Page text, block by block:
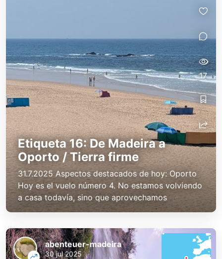
Etiqueta 16: De Madeira a
Oporto / Tierra firme
31.7.2025 Aspectos destacados de hoy: Oporto
Hoy es el vuelo número 4. No estamos volviendo
a casa todavía, sino que aprovechamos
17
abenteuer-madeira
30 jul 2025